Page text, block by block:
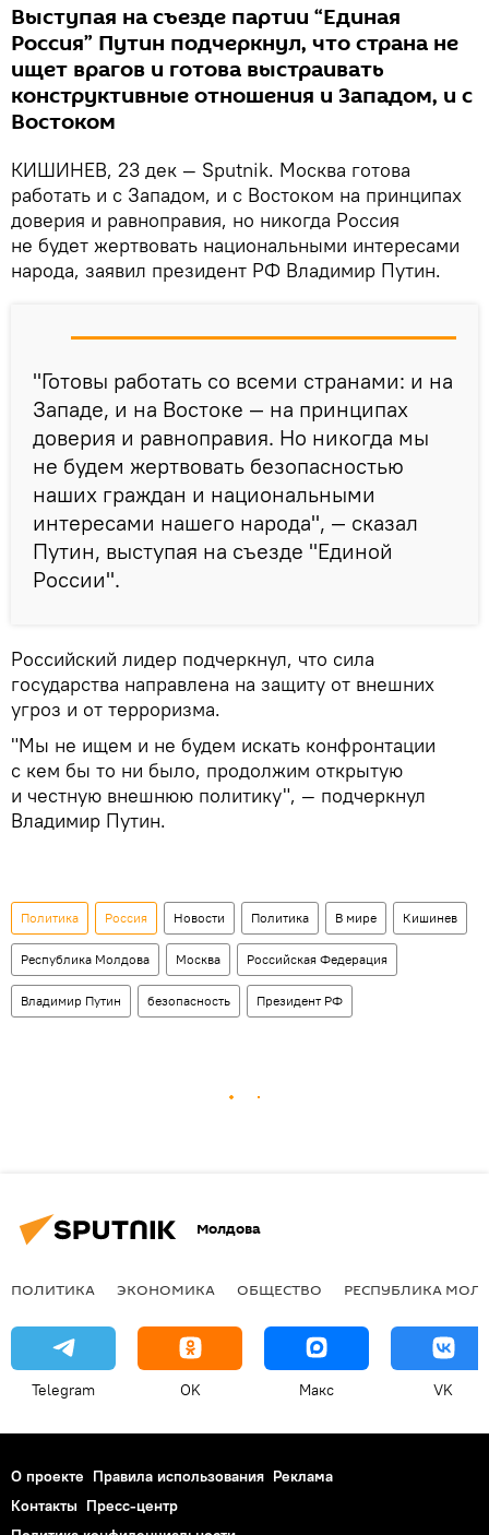
Выступая на съезде партии “Единая
Россия” Путин подчеркнул, что страна не
ищет врагов и готова выстраивать
конструктивные отношения и Западом, и с
Востоком
КИШИНЕВ, 23 дек — Sputnik. Москва готова
работать и с Западом, и с Востоком на принципах
доверия и равноправия, но никогда Россия
не будет жертвовать национальными интересами
народа, заявил президент РФ Владимир Путин.
"Готовы работать со всеми странами: и на
Западе, и на Востоке — на принципах
доверия и равноправия. Но никогда мы
не будем жертвовать безопасностью
наших граждан и национальными
интересами нашего народа", — сказал
Путин, выступая на съезде "Единой
России".
Российский лидер подчеркнул, что сила
государства направлена на защиту от внешних
угроз и от терроризма.
"Мы не ищем и не будем искать конфронтации
с кем бы то ни было, продолжим открытую
и честную внешнюю политику", — подчеркнул
Владимир Путин.
Политика Россия Новости Политика В мире Кишинев
Республика Молдова Москва Российская Федерация
Владимир Путин безопасность Президент РФ
Молдова
ПОЛИТИКА ЭКОНОМИКА ОБЩЕСТВО РЕСПУБЛИКА
Telegram OK Макс VK
О проекте Правила использования Реклама
Контакты Пресс-центр